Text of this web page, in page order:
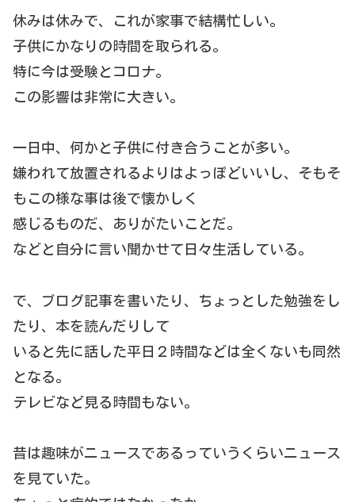
休みは休みで、これが家事で結構忙しい。
子供にかなりの時間を取られる。
特に今は受験とコロナ。
この影響は非常に大きい。
一日中、何かと子供に付き合うことが多い。
嫌われて放置されるよりはよっぽどいいし、そもそ
もこの様な事は後で懐かしく
感じるものだ、ありがたいことだ。
などと自分に言い聞かせて日々生活している。
で、ブログ記事を書いたり、ちょっとした勉強をし
たり、本を読んだりして
いると先に話した平日２時間などは全くないも同然
となる。
テレビなど見る時間もない。
昔は趣味がニュースであるっていうくらいニュース
を見ていた。